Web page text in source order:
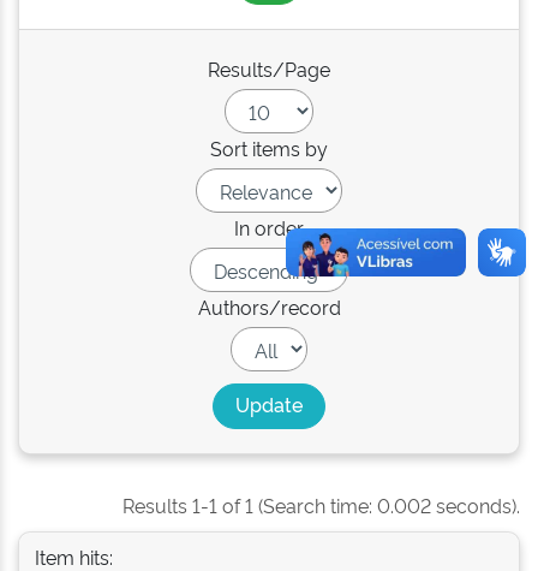
Results/Page
Sort items by
In order
Authors/record
Results 1-1 of 1 (Search time: 0.002 seconds).
Item hits: